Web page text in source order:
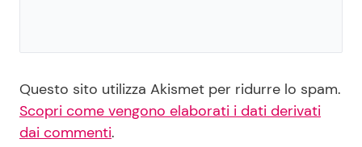
Questo sito utilizza Akismet per ridurre lo spam.
Scopri come vengono elaborati i dati derivati
dai commenti.